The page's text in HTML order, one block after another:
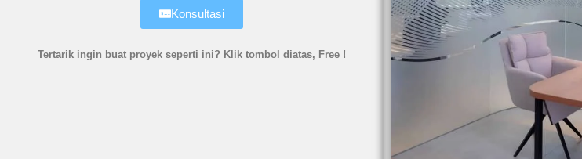
Konsultasi
Tertarik ingin buat proyek seperti ini? Klik tombol diatas, Free !